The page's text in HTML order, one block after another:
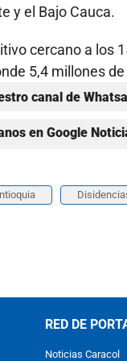
y el Bajo Cauca.
cercano a los
5,4 millones
canal de
en Google
RED DE
Noticias Caracol